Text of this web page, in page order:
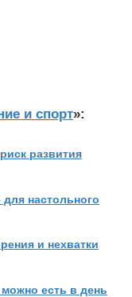
и спорт»:
развития
настольного
и нехватки
можно есть в день